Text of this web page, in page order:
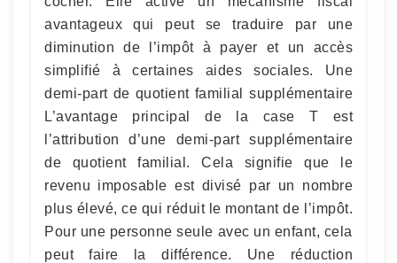
avantageux qui peut se traduire par une
diminution de l’impôt à payer et un accès
simplifié à certaines aides sociales. Une
demi-part de quotient familial supplémentaire
L’avantage principal de la case T est
l’attribution d’une demi-part supplémentaire
de quotient familial. Cela signifie que le
revenu imposable est divisé par un nombre
plus élevé, ce qui réduit le montant de l’impôt.
Pour une personne seule avec un enfant, cela
peut faire la différence. Une réduction